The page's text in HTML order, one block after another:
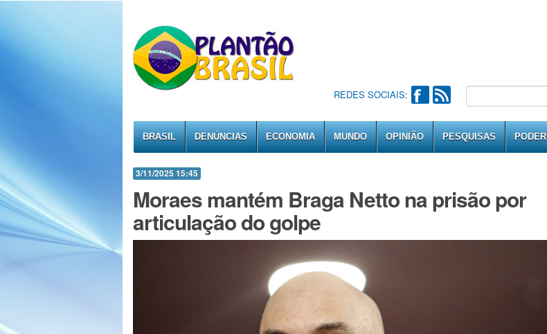
REDES SOCIAIS:
BRASIL DENÚNCIAS ECONOMIA MUNDO OPINIÃO PESQUISAS PODER
3/11/2025 15:45
Moraes mantém Braga Netto na prisão por
articulação do golpe